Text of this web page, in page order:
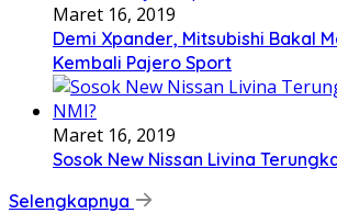
Maret 16, 2019
Demi Xpander, Mitsubishi Bakal
Kembali Pajero Sport
Maret 16, 2019
Sosok New Nissan Livina
Selengkapnya